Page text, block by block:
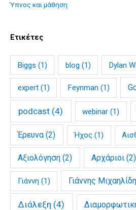
Ύπνος και μάθηση
Ετικέτες
Biggs (1) blog (1) Dylan
expert(1) Feynman (1)
podcast (4) webinar (1)
Έρευνα(2) Ήχος (1)
Αξιολόγηση (2) Αρχάριοι (2)
Γιάννη (1) Γιάννης
Διάλεξη (4)